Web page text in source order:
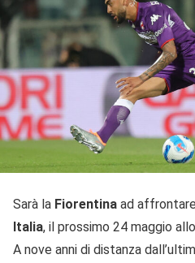
Sarà la Fiorentina ad affrontare
Italia, il prossimo 24 maggio
A nove anni di distanza